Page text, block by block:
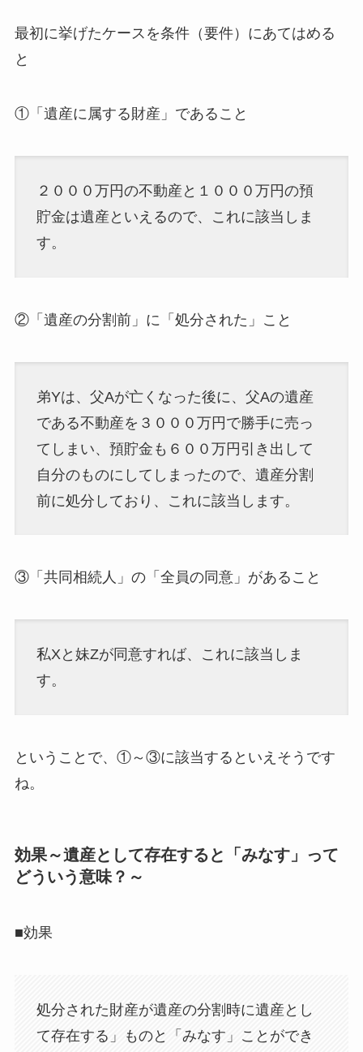
最初に挙げたケースを条件（要件）にあてはめる
と
①「遺産に属する財産」であること
２０００万円の不動産と１０００万円の預
貯金は遺産といえるので、これに該当しま
す。
②「遺産の分割前」に「処分された」こと
弟Yは、父Aが亡くなった後に、父Aの遺産
である不動産を３０００万円で勝手に売っ
てしまい、預貯金も６００万円引き出して
自分のものにしてしまったので、遺産分割
前に処分しており、これに該当します。
③「共同相続人」の「全員の同意」があること
私Xと妹Zが同意すれば、これに該当しま
す。
ということで、①～③に該当するといえそうです
ね。
効果～遺産として存在すると「みなす」って
どういう意味？～
■効果
処分された財産が遺産の分割時に遺産とし
て存在する」ものと「みなす」ことができ